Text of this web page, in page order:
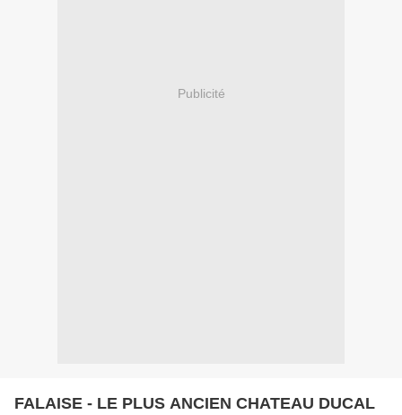
Publicité
FALAISE - LE PLUS ANCIEN CHATEAU DUCAL